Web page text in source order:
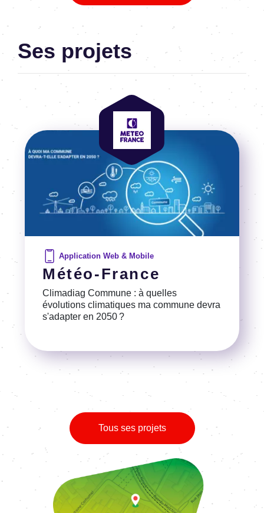
Ses projets
Météo-France
Climadiag Commune : à quelles
évolutions climatiques ma commune devra
s'adapter en 2050 ?
Application Web & Mobile
Voir la référence
Image
Image
Tous ses projets